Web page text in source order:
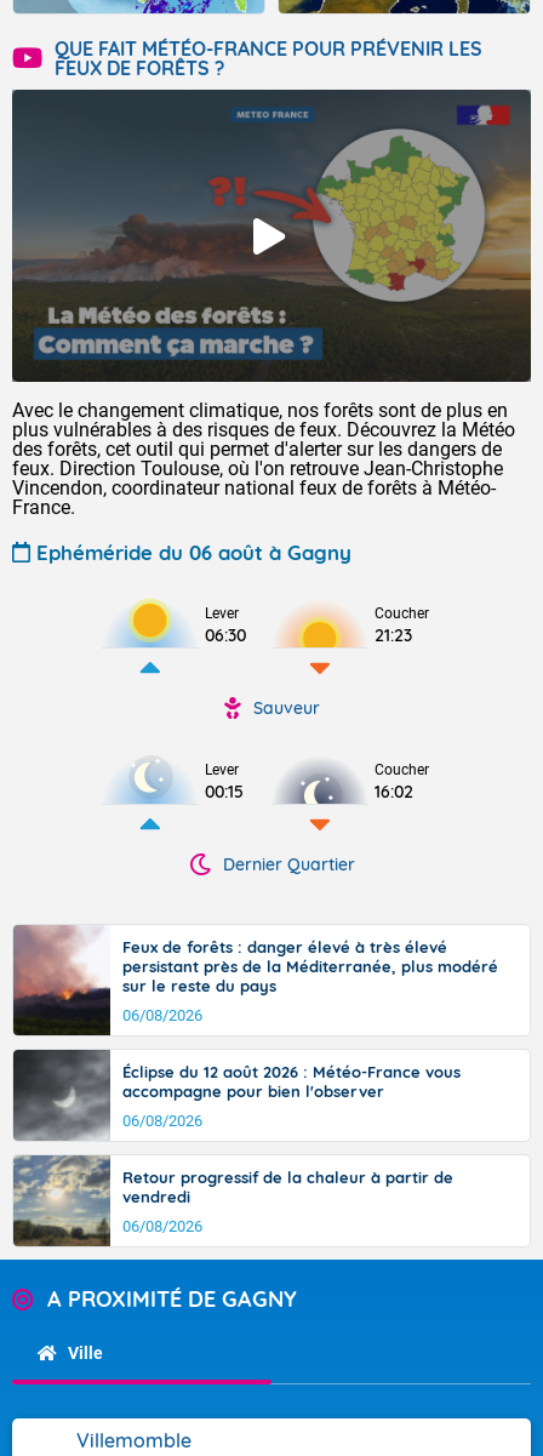
QUE FAIT MÉTÉO-FRANCE POUR PRÉVENIR LES
FEUX DE FORÊTS ?
Avec le changement climatique, nos forêts sont de plus en
plus vulnérables à des risques de feux. Découvrez la Météo
des forêts, cet outil qui permet d'alerter sur les dangers de
feux. Direction Toulouse, où l'on retrouve Jean-Christophe
Vincendon, coordinateur national feux de forêts à Météo-
France.
Ephéméride du 06 août à Gagny
Lever
06:30
Coucher
21:23
Sauveur
Lever
00:15
Coucher
16:02
Dernier Quartier
Feux de forêts : danger élevé à très élevé
persistant près de la Méditerranée, plus modéré
sur le reste du pays
06/08/2026
Éclipse du 12 août 2026 : Météo-France vous
accompagne pour bien l'observer
06/08/2026
Retour progressif de la chaleur à partir de
vendredi
06/08/2026
A PROXIMITÉ DE GAGNY
Ville
Villemomble